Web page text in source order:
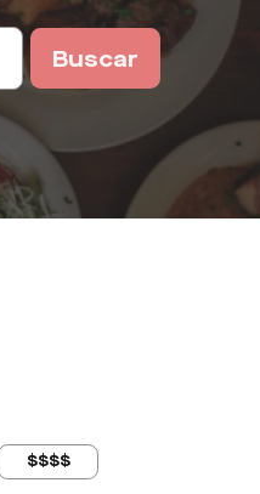
Buscar
$$$$